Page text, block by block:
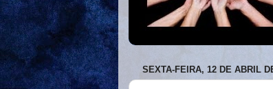
SEXTA-FEIRA, 12 DE ABRIL